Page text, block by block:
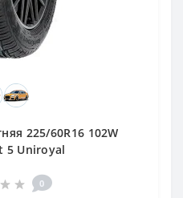
225/60R16 102W
5 Uniroyal
0